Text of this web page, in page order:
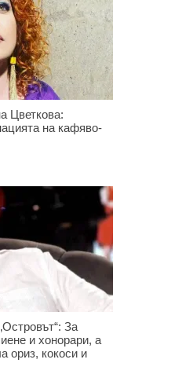
Цветкова:
на кафяво-
За
и хонорари, а
ориз, кокоси и